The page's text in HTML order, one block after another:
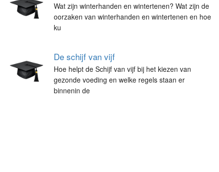
Wat zijn winterhanden en wintertenen? Wat zijn de
oorzaken van winterhanden en wintertenen en hoe
ku
De schijf van vijf
Hoe helpt de Schijf van vijf bij het kiezen van
gezonde voeding en welke regels staan er
binnenin de